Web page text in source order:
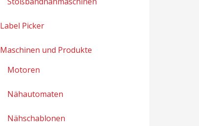
Label Picker
Maschinen und Produkte
Motoren
Nähautomaten
Nähschablonen